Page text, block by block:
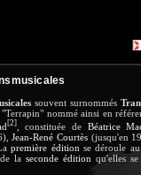
souvent surnommés
"Terrapin" nommé ainsi en
[2], constituée de Béatrice
Jean-René Courtès (jusqu'en
première édition se déroule
de laseconde édition qu'elles